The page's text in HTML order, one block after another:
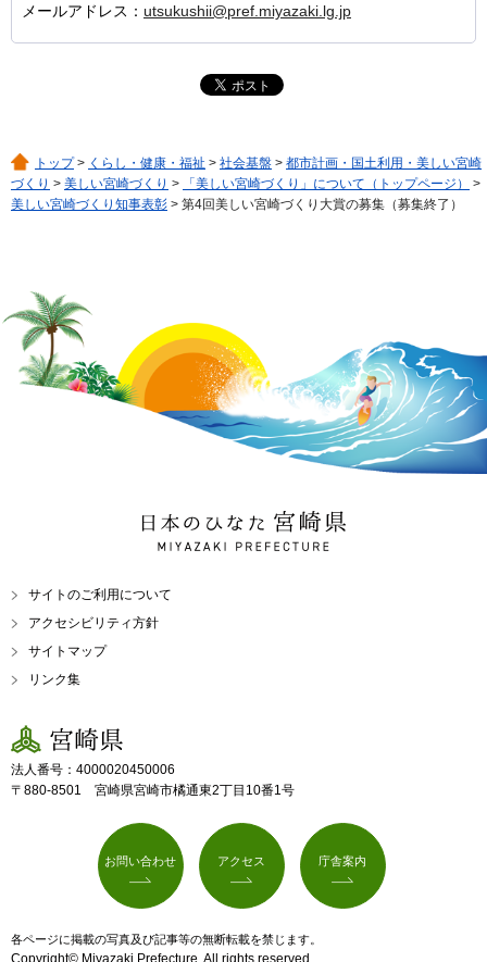
メールアドレス： utsukushii@pref.miyazaki.lg.jp
トップ> くらし・健康・福祉 > 社会基盤 > 都市計画・国土利用・美しい宮崎
づくり > 美しい宮崎づくり > 「美しい宮崎づくり」について（トップページ）
>
美しい宮崎づくり知事表彰 > 第4回美しい宮崎づくり大賞の募集（募集終了）
日本のひなた 宮崎県
MIYAZAKI PREFECTURE
サイトのご利用について
アクセシビリティ方針
サイトマップ
リンク集
宮崎県
法人番号：4000020450006
〒880-8501 宮崎県宮崎市橘通東2丁目10番1号
お問い合わせ アクセス 庁舎案内
各ページに掲載の写真及び記事等の無断転載を禁じます。
Copyright© Miyazaki Prefecture. All rights reserved.